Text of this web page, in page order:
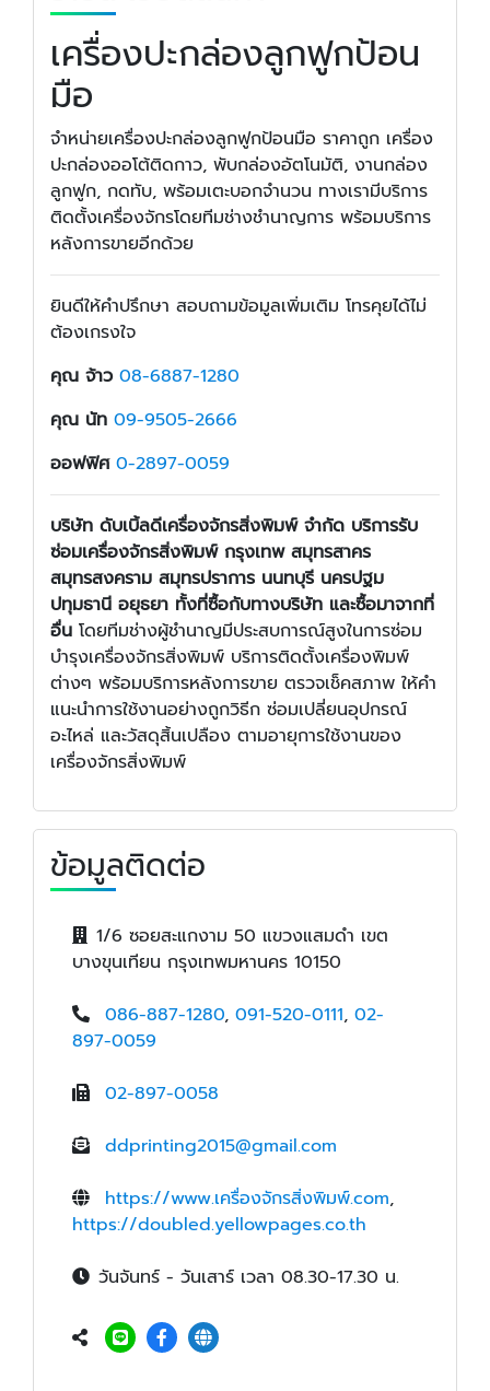
เครื่องปะกล่องลูกฟูกป้อน
มือ
จำหน่ายเครื่องปะกล่องลูกฟูกป้อนมือ ราคาถูก เครื่อง
ปะกล่องออโต้ติดกาว, พับกล่องอัตโนมัติ, งานกล่อง
ลูกฟูก, กดทับ, พร้อมเตะบอกจำนวน ทางเรามีบริการ
ติดตั้งเครื่องจักรโดยทีมช่างชำนาญการ พร้อมบริการ
หลังการขายอีกด้วย
ยินดีให้คำปรึกษา สอบถามข้อมูลเพิ่มเติม โทรคุยได้ไม่
ต้องเกรงใจ
คุณ จ้าว 08-6887-1280
คุณ นัท 09-9505-2666
ออฟฟิศ 0-2897-0059
บริษัท ดับเบิ้ลดีเครื่องจักรสิ่งพิมพ์ จำกัด บริการรับ
ซ่อมเครื่องจักรสิ่งพิมพ์ กรุงเทพ สมุทรสาคร
สมุทรสงคราม สมุทรปราการ นนทบุรี นครปฐม
ปทุมธานี อยุธยา ทั้งที่ซื้อกับทางบริษัท และซื้อมาจากที่
อื่น โดยทีมช่างผู้ชำนาญมีประสบการณ์สูงในการซ่อม
บำรุงเครื่องจักรสิ่งพิมพ์ บริการติดตั้งเครื่องพิมพ์
ต่างๆ พร้อมบริการหลังการขาย ตรวจเช็คสภาพ ให้คำ
แนะนำการใช้งานอย่างถูกวิธีก ซ่อมเปลี่ยนอุปกรณ์
อะไหล่ และวัสดุสิ้นเปลือง ตามอายุการใช้งานของ
เครื่องจักรสิ่งพิมพ์
ข้อมูลติดต่อ
1/6 ซอยสะแกงาม 50 แขวงแสมดำ เขต
บางขุนเทียน กรุงเทพมหานคร 10150
086-887-1280, 091-520-0111, 02-
897-0059
02-897-0058
ddprinting2015@gmail.com
https://www.เครื่องจักรสิ่งพิมพ์.com,
https://doubled.yellowpages.co.th
วันจันทร์ - วันเสาร์ เวลา 08.30-17.30 น.